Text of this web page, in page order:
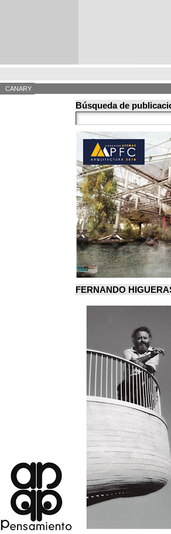
CANARY
Búsqueda de
FERNANDO